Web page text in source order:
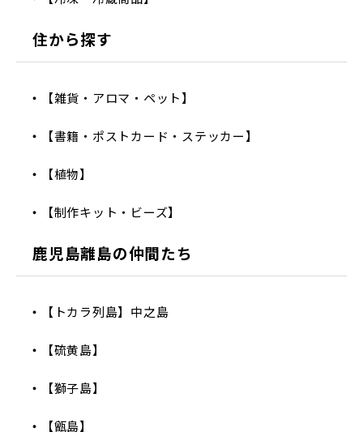
住から探す
【雑貨・アロマ・ペット】
【書籍・ポストカード・ステッカー】
【植物】
【制作キット・ビーズ】
鹿児島離島の仲間たち
【トカラ列島】中之島
【硫黄島】
【獅子島】
【甑島】